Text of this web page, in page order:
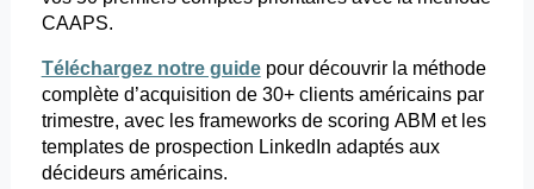
CAAPS.
Téléchargez notre guide pourdécouvrir la méthode
complète d’acquisition de 30+ clients américains par
trimestre, avec les frameworksde scoring ABM et les
templatesde prospection LinkedIn adaptés aux
décideurs américains.